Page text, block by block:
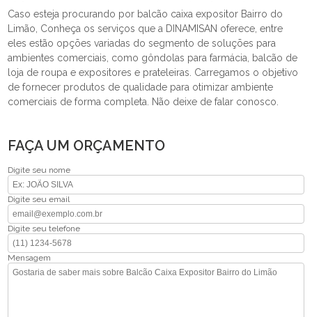
Caso esteja procurando por balcão caixa expositor Bairro do
Limão, Conheça os serviços que a DINAMISAN oferece, entre
eles estão opções variadas do segmento de soluções para
ambientes comerciais, como gôndolas para farmácia, balcão de
loja de roupa e expositores e prateleiras. Carregamos o objetivo
de fornecer produtos de qualidade para otimizar ambiente
comerciais de forma completa. Não deixe de falar conosco.
FAÇA UM ORÇAMENTO
Digite seu nome
Digite seu email
Digite seu telefone
Mensagem